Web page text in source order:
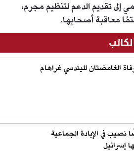
إلى تقديم الدعم لتنظيم مجرم،
معاقبة أصحابها.
الغامضتان لليندسي غراهام
نصيب في الإبادة الجماعية
إسرائيل